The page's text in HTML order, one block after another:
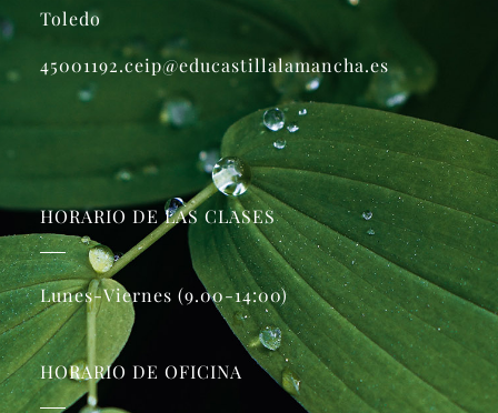
Toledo
45001192.ceip@educastillalamancha.es
HORARIO DE LAS CLASES
Lunes-Viernes (9.00-14:00)
HORARIO DE OFICINA